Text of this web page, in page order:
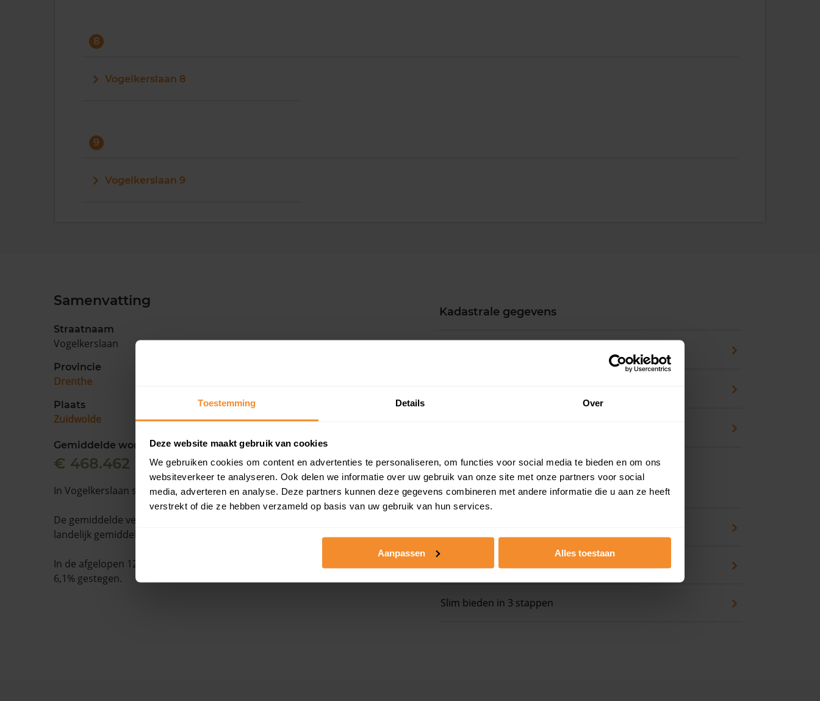
Toestemming Details Over
Deze website maakt gebruik van cookies
We gebruiken cookies om content en advertenties te personaliseren, om functies voor social media te bieden en om ons
websiteverkeer te analyseren. Ook delen we informatie over uw gebruik van onze site met onze partners voor social
media, adverteren en analyse. Deze partners kunnen deze gegevens combineren met andere informatie die u aan ze heeft
verstrekt of die ze hebben verzameld op basis van uw gebruik van hun services.
Aanpassen Alles toestaan
8
Vogelkerslaan 8
9
Vogelkerslaan 9
Samenvatting
Straatnaam
Vogelkerslaan
Provincie
Drenthe
Plaats
Zuidwolde
Gemiddelde woningwaarde
€ 468.462
In Vogelkerslaan staan 14 woningen.
De gemiddelde verkooptijd is 45 dagen. Dit ligt ruim boven het
landelijk gemiddelde van 15 dagen.
In de afgelopen 12 maanden is de gemiddelde woningwaarde met
6,1% gestegen.
Kadastrale gegevens
Op zoek naar een koopwoning?
Persoonlijk stappenplan huis kopen
Slim bieden in 3 stappen